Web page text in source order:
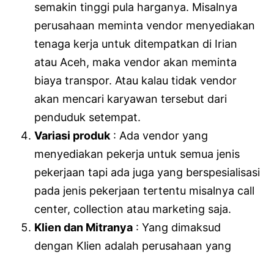
semakin tinggi pula harganya. Misalnya
perusahaan meminta vendor menyediakan
tenaga kerja untuk ditempatkan di Irian
atau Aceh, maka vendor akan meminta
biaya transpor. Atau kalau tidak vendor
akan mencari karyawan tersebut dari
penduduk setempat.
Variasi produk : Ada vendor yang
menyediakan pekerja untuk semua jenis
pekerjaan tapi ada juga yang berspesialisasi
pada jenis pekerjaan tertentu misalnya call
center, collection atau marketing saja.
Klien dan Mitranya : Yang dimaksud
dengan Klien adalah perusahaan yang